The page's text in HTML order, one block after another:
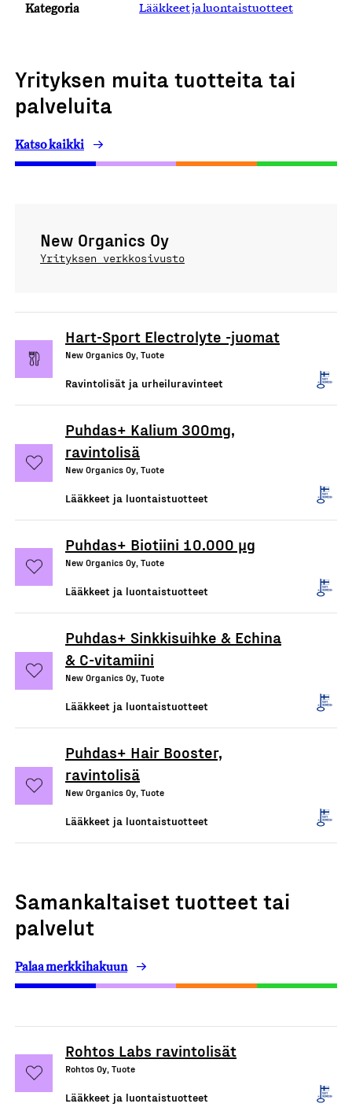
Kategoria Lääkkeet ja luontaistuotteet
Yrityksen muita tuotteita tai
palveluita
Katso kaikki
New Organics Oy
Yrityksen verkkosivusto
Hart-Sport Electrolyte -juomat
New Organics Oy, Tuote
Ravintolisät ja urheiluravinteet
Puhdas+ Kalium 300mg,
ravintolisä
New Organics Oy, Tuote
Lääkkeet ja luontaistuotteet
Puhdas+ Biotiini 10.000 µg
New Organics Oy, Tuote
Lääkkeet ja luontaistuotteet
Puhdas+ Sinkkisuihke & Echina
& C-vitamiini
New Organics Oy, Tuote
Lääkkeet ja luontaistuotteet
Puhdas+ Hair Booster,
ravintolisä
New Organics Oy, Tuote
Lääkkeet ja luontaistuotteet
Samankaltaiset tuotteet tai
palvelut
Palaa merkkihakuun
Rohtos Labs ravintolisät
Rohtos Oy, Tuote
Lääkkeet ja luontaistuotteet